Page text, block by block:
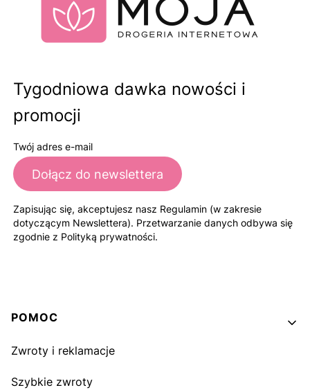
Tygodniowa dawka nowości i
promocji
Twój adres e-mail
Dołącz do newslettera
Zapisując się, akceptujesz nasz Regulamin (w zakresie
dotyczącym Newslettera). Przetwarzanie danych odbywa się
zgodnie z Polityką prywatności.
Linki w stopce
POMOC
Zwroty i reklamacje
Szybkie zwroty